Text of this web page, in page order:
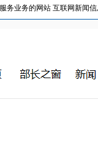
务业务的网站 互联网新闻信